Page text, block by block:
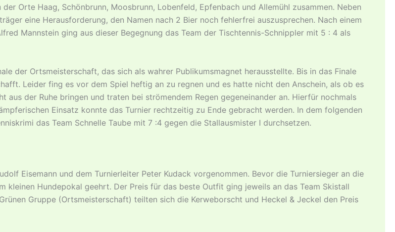
Orte Haag, Schönbrunn, Moosbrunn, Lobenfeld, Epfenbach und Allemühl zusammen. Neben
eine Herausforderung, den Namen nach 2 Bier noch fehlerfrei auszusprechen. Nach einem
Mannstein ging aus dieser Begegnung das Team der Tischtennis-Schnippler mit 5 : 4 als
der Ortsmeisterschaft, das sich als wahrer Publikumsmagnet herausstellte. Bis in das Finale
Leider fing es vor dem Spiel heftig an zu regnen und es hatte nicht den Anschein, als ob es
aus der Ruhe bringen und traten bei strömendem Regen gegeneinander an. Hierfür nochmals
Einsatz konnte das Turnier rechtzeitig zu Ende gebracht werden. In dem folgenden
das Team Schnelle Taube mit 7 :4 gegen die Stallausmister I durchsetzen.
Eisemann und dem Turnierleiter Peter Kudack vorgenommen. Bevor die Turniersieger an die
kleinen Hundepokal geehrt. Der Preis für das beste Outfit ging jeweils an das Team Skistall
Gruppe (Ortsmeisterschaft) teilten sich die Kerweborscht und Heckel & Jeckel den Preis